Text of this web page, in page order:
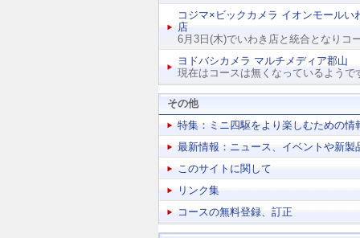
コジマ×ビックカメラ イオンモールい
店
6月3日(木)でいわき店と統合となりコ
ヨドバシカメラ マルチメディア郡山
現在はコースは無くなっているようで
その他
特集：ミニ四駆をより楽しむための情
最新情報：ニュース、イベントや新製
このサイトに関して
リンク集
コースの無料登録、訂正